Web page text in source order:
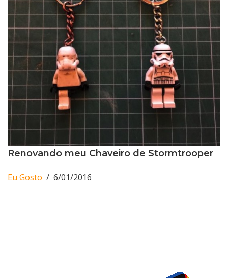
Renovando meu Chaveiro de Stormtrooper
Eu Gosto 6/01/2016